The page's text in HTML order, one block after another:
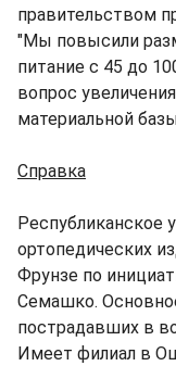
правительством
"Мы повысили
питание с 45 до
вопрос
материальной
Справка
Республиканское
ортопедических
Фрунзе по
Семашко.
пострадавших в
Имеет филиал в